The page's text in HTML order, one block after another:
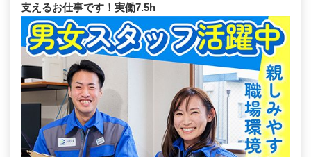
支えるお仕事です！実働7.5h